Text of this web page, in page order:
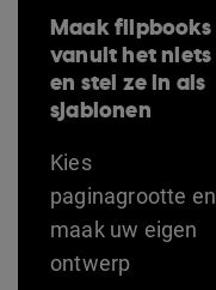
Maak flipbooks
vanuit het niets
en stel ze in als
sjablonen
Kies
paginagrootte en
maak uw eigen
ontwerp